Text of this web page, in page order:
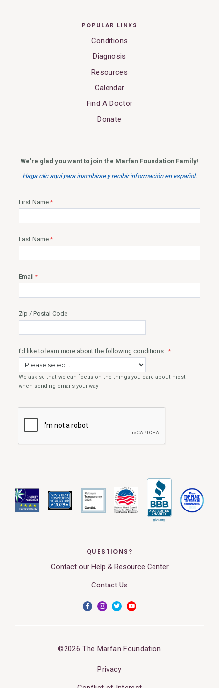
POPULAR LINKS
Conditions
Diagnosis
Resources
Calendar
Find A Doctor
Donate
QUESTIONS?
Contact our Help & Resource Center
Contact Us
©2026 The Marfan Foundation
Privacy